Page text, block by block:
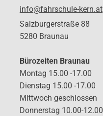
info@fahrschule-kern.at
Salzburgerstraße 88
5280 Braunau
Bürozeiten Braunau
Montag 15.00 -17.00
Dienstag 15.00 -17.00
Mittwoch geschlossen
Donnerstag 10.00-12.00